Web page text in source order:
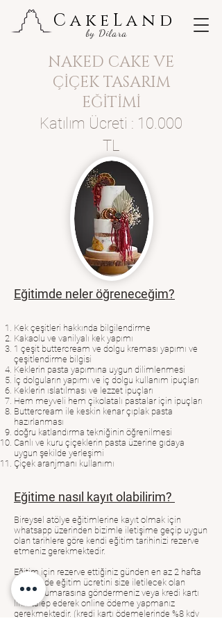
CakeLand
by Dilara
NAKED CAKE VE
ÇİÇEK TASARIM
EĞİTİMİ
Katılım Ücreti : 10.000
TL
Eğitimde neler öğreneceğim?
Kek çeşitleri hakkında bilgilendirme
Kakaolu ve vanilyalı kek yapımı
1 çeşit buttercream ve dolgu kreması yapımı ve
çeşitlendirme bilgisi
Keklerin pasta yapımına uygun dilimlenmesi
İç dolguların yapımı ve iç dolgu kullanım ipuçları
Keklerin ıslatılması ve lezzet ipuçları
Hem meyveli hem çikolatalı pastalar için ipuçları
Buttercream ile keskin kenar çıplak pasta
hazırlanması
doğru katlandırma tekniğinin öğrenilmesi
Canlı ve kuru çiçeklerin pasta üzerine gıdaya
uygun şekilde yerleşimi
Çiçek aranjmanı kullanımı
Eğitime nasıl kayıt olabilirim?
Bireysel atölye eğitimlerine kayıt olmak için
whatsapp üzerinden bizimle iletişime geçip uygun
olan tarihlere göre kendi eğitim tarihinizi rezerve
etmeniz gerekmektedir.
Eğitim için rezerve ettiğiniz günden en az 2 hafta
öncesinde eğitim ücretini size iletilecek olan
hesap numarasına göndermeniz veya kredi kartı
linki talep ederek online ödeme yapmanız
gerekmektedir. (kredi kartı ödemelerinde %8 kdv